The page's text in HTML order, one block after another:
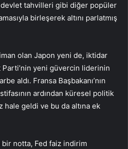
tahvilleri gibi diğer popüler
birleşerek altını parlatmış
olan Japon yeni de, iktidar
yeni güvercin liderinin
aldı. Fransa Başbakanı’nın
ardından küresel politik
hale geldi ve bu da altına ek
notta, Fed faiz indirim